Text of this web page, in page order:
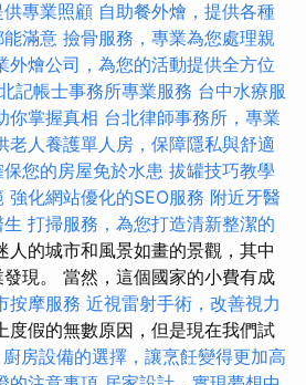
專業照顧 自助餐外燴，提供各種
能滿意 撿骨服務，專業為您處理親
外燴公司，為您的活動提供全方位
記帳士事務所專業服務 台中水療服
你掌握真相 台北律師事務所，專業
老人養護單人房，保障隱私與舒適
您的房屋免於水患 拔罐技巧教學
強化網站優化的SEO服務 附近牙醫
打掃服務，為您打造清新整潔的
人的城市和風景如畫的景觀，其中
現。 當然，這個國家的小費有成
按摩服務 近視雷射手術，改善視力
度假的無數原因，但是現在我們試
廚房設備的選擇，讓烹飪變得更加高